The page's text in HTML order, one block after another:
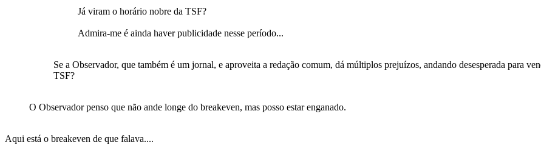
Já viram o horário nobre da TSF?
Admira-me é ainda haver publicidade nesse período...
Se a Observador, que também é um jornal, e aproveita a redação comum, dá múltiplos prejuízos, andando desesperada para
TSF?
O Observador penso que não ande longe do breakeven, mas posso estar enganado.
Aqui está o breakeven de que falava....